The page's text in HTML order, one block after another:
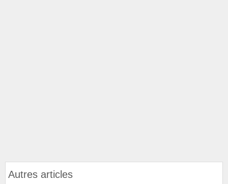
Autres articles